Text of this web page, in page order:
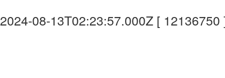
2024-08-13T02:23:57.000Z [ 12136750